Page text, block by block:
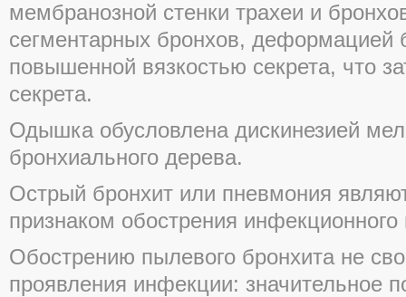
мембранозной стенки трахеи и
сегментарных бронхов, деформацией
повышенной вязкостью секрета, что
секрета.
Одышка обусловлена дискинезией
бронхиального дерева.
Острый бронхит или пневмония
признаком обострения инфекционного
Обострению пылевого бронхита не
проявления инфекции: значительное